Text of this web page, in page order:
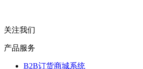
关注我们
产品服务
B2B订货商城系统